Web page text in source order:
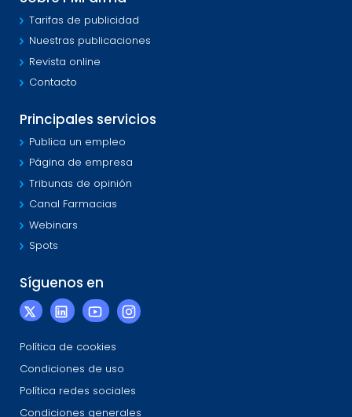
Tarifas de publicidad
Nuestras publicaciones
Revista online
Contacto
Principales servicios
Publica un empleo
Página de empresa
Tribunas de opinión
Canal Farmacias
Webinars
Spots
Síguenos en
Política de cookies
Condiciones de uso
Política redes sociales
Condiciones generales